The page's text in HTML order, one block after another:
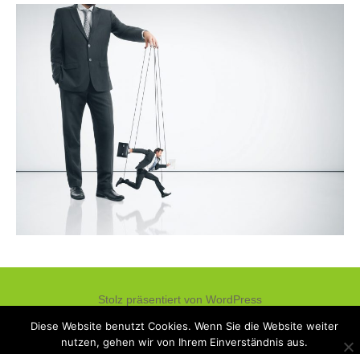
Stolz präsentiert von WordPress
Diese Website benutzt Cookies. Wenn Sie die Website weiter
nutzen, gehen wir von Ihrem Einverständnis aus.